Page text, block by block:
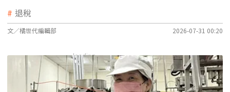
退稅
文／橘世代編輯部 2026-07-31 00:20